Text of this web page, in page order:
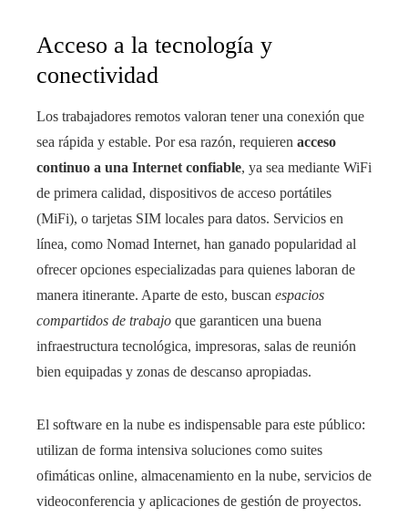
Acceso a la tecnología y
conectividad
Los trabajadores remotos valoran tener una conexión que
sea rápida y estable. Por esa razón, requieren acceso
continuo a una Internet confiable, ya sea mediante WiFi
de primera calidad, dispositivos de acceso portátiles
(MiFi), o tarjetas SIM locales para datos. Servicios en
línea, como Nomad Internet, han ganado popularidad al
ofrecer opciones especializadas para quienes laboran de
manera itinerante. Aparte de esto, buscan espacios
compartidos de trabajo que garanticen una buena
infraestructura tecnológica, impresoras, salas de reunión
bien equipadas y zonas de descanso apropiadas.
El software en la nube es indispensable para este público:
utilizan de forma intensiva soluciones como suites
ofimáticas online, almacenamiento en la nube, servicios de
videoconferencia y aplicaciones de gestión de proyectos.